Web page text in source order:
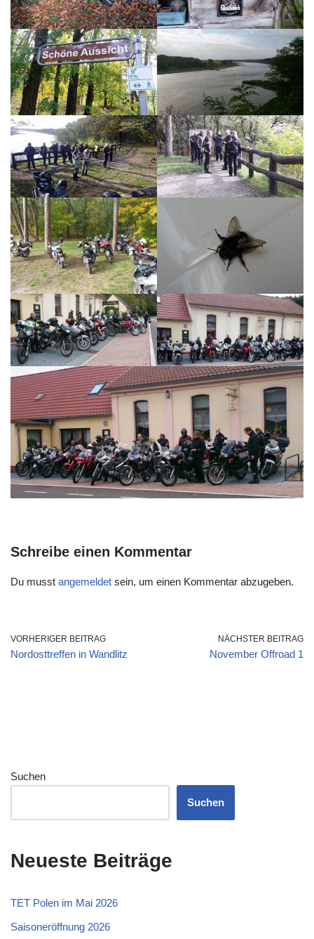
Schreibe einen Kommentar
Du musst angemeldet sein, um einen Kommentar abzugeben.
VORHERIGER BEITRAG
Nordosttreffen in Wandlitz
NÄCHSTER BEITRAG
November Offroad 1
Suchen
Suchen
Neueste Beiträge
TET Polen im Mai 2026
Saisoneröffnung 2026